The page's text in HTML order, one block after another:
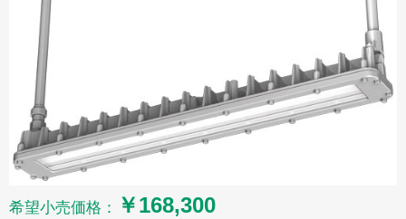
希望小売価格： ￥168,300